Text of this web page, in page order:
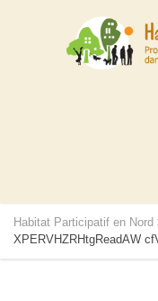
Habitat Participatif en Nord
XPERVHZRHtgReadAW